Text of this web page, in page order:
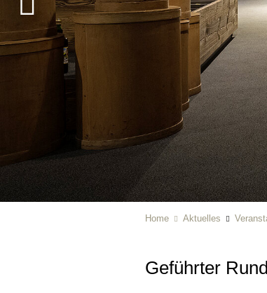
Home Aktuelles
Geführter